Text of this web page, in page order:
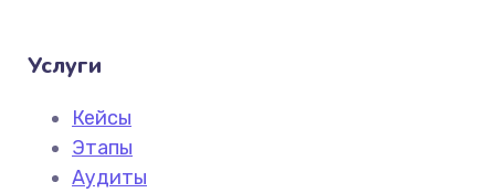
Услуги
Кейсы
Этапы
Аудиты